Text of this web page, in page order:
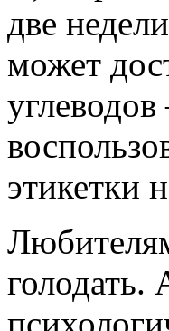
две
может
этикетки